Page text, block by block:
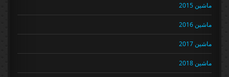
ماشین 2015
ماشین 2016
ماشین 2017
ماشین 2018